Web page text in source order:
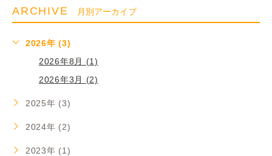
ARCHIVE 月別アーカイブ
2026年 (3)
2026年8月 (1)
2026年3月 (2)
2025年 (3)
2024年 (2)
2023年 (1)